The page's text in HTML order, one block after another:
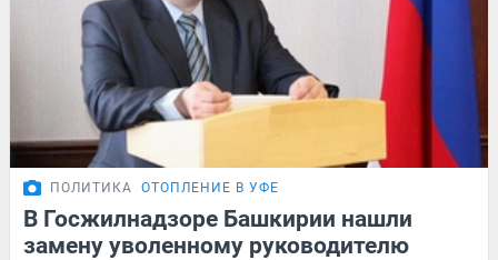
ПОЛИТИКА ОТОПЛЕНИЕ В УФЕ
В Госжилнадзоре Башкирии нашли
замену уволенному руководителю